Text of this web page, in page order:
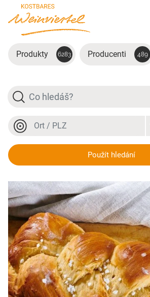
Přejít na hlavní obsah
Produkty 6283 Producenti 489
Hledat
Místo nebo PSČ
Použít hledání
Striezel